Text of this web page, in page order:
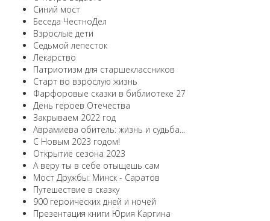
Синий мост
Беседа ЧестноДел
Взрослые дети
Седьмой лепесток
Лекарство
Патриотизм для старшеклассников
Старт во взрослую жизнь
Фарфоровые сказки в библиотеке 27
День героев Отечества
Закрываем 2022 год
Аврамиева обитель: жизнь и судьба...
С Новым 2023 годом!
Открытие сезона 2023
А веру ты в себе отыщешь сам
Мост Дружбы: Минск - Саратов
Путешествие в сказку
900 героических дней и ночей
Презентация книги Юрия Каргина